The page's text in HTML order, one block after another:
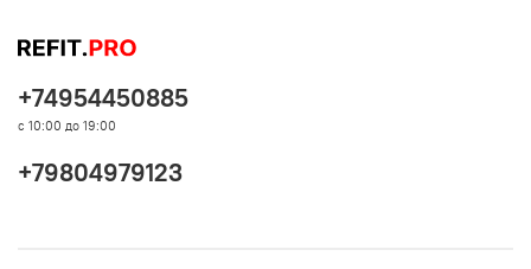
+74954450885
с 10:00 до 19:00
+79804979123